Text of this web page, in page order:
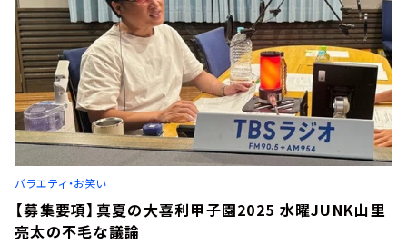
バラエティ・お笑い
【募集要項】真夏の大喜利甲子園2025 水曜JUNK山里
亮太の不毛な議論